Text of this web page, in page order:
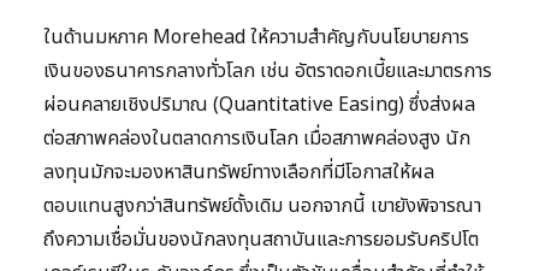
ในด้านมหภาค Morehead ให้ความสำคัญกับนโยบายการ
เงินของธนาคารกลางทั่วโลก เช่น อัตราดอกเบี้ยและมาตรการ
ผ่อนคลายเชิงปริมาณ (Quantitative Easing) ซึ่งส่งผล
ต่อสภาพคล่องในตลาดการเงินโลก เมื่อสภาพคล่องสูง นัก
ลงทุนมักจะมองหาสินทรัพย์ทางเลือกที่มีโอกาสให้ผล
ตอบแทนสูงกว่าสินทรัพย์ดั้งเดิม นอกจากนี้ เขายังพิจารณา
ถึงความเชื่อมั่นของนักลงทุนสถาบันและการยอมรับคริปโต